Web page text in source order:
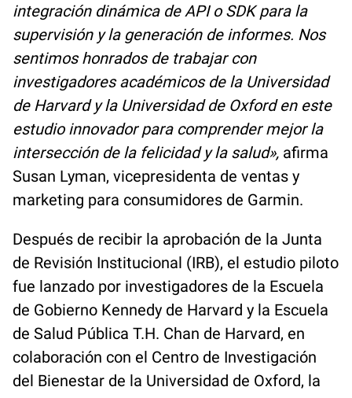
integración dinámica de API o SDK para la
supervisión y la generación de informes. Nos
sentimos honrados de trabajar con
investigadores académicos de la Universidad
de Harvard y la Universidad de Oxford en este
estudio innovador para comprender mejor la
intersección de la felicidad y la salud», afirma
Susan Lyman, vicepresidenta de ventas y
marketing para consumidores de Garmin.
Después de recibir la aprobación de la Junta
de Revisión Institucional (IRB), el estudio piloto
fue lanzado por investigadores de la Escuela
de Gobierno Kennedy de Harvard y la Escuela
de Salud Pública T.H. Chan de Harvard, en
colaboración con el Centro de Investigación
del Bienestar de la Universidad de Oxford, la